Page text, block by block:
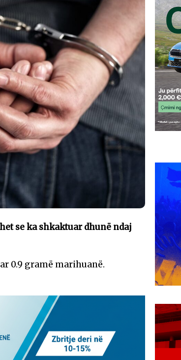
se ka shkaktuar dhunë ndaj
0.9 gramë marihuanë.